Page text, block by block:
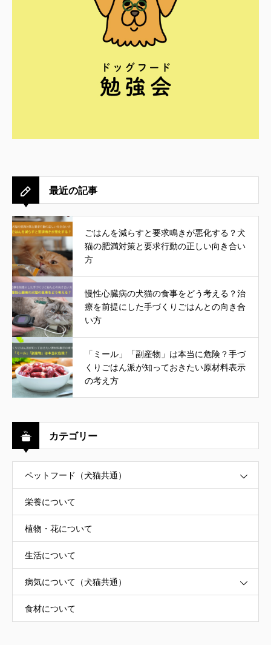
最近の記事
ごはんを減らすと要求鳴きが悪化する？犬
猫の肥満対策と要求行動の正しい向き合い
方
慢性心臓病の犬猫の食事をどう考える？治
療を前提にした手づくりごはんとの向き合
い方
「ミール」「副産物」は本当に危険？手づ
くりごはん派が知っておきたい原材料表示
の考え方
カテゴリー
ペットフード（犬猫共通）
栄養について
植物・花について
生活について
病気について（犬猫共通）
食材について